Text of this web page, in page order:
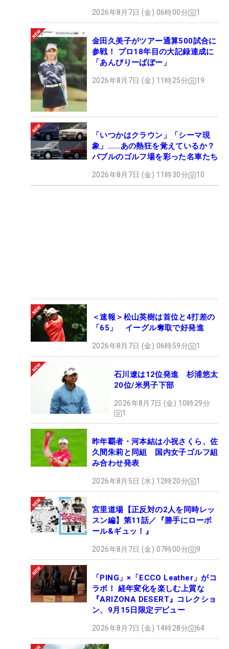
2026年8月7日 (金) 06時00分 1
金田久美子がツアー通算500試合に
参戦！ プロ18年目の大記録達成に
「あんびりーばぼー」
2026年8月7日 (金) 11時25分 19
「いつかはクラウン」「シーマ現
象」……あの熱狂を覚えているか？
バブルのゴルフ場を彩った名車たち
2026年8月7日 (金) 11時30分 10
＜速報＞松山英樹は首位と4打差の
「65」 イーグル奪取で好発進
2026年8月7日 (金) 06時59分 1
石川遼は12位発進 杉浦悠太
20位/米男子下部
2026年8月7日 (金) 10時29分
1
昨年覇者・河本結は小祝さくら、佐
久間朱莉と同組 国内女子ゴルフ組
み合わせ発表
2026年8月5日 (水) 12時20分 1
宮里道場【正反対の2人を同時レッ
スン編】第11話／『勝手にローボ
ール&ギュッ！』
2026年8月7日 (金) 07時00分 9
「PING」×「ECCO Leather」がコ
ラボ！ 経年変化を楽しむ上質な
『ARIZONA DESERT』コレクショ
ン、9月15日限定デビュー
2026年8月7日 (金) 14時28分 64